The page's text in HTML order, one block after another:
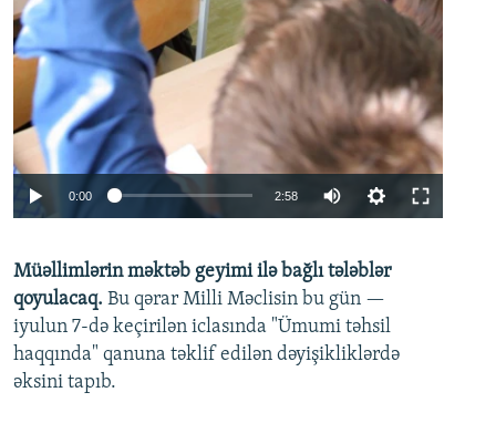
0:00 2:58
360p
480p
720p
Müəllimlərin məktəb geyimi ilə bağlı tələblər
qoyulacaq. Bu qərar Milli Məclisin bu gün —
iyulun 7-də keçirilən iclasında "Ümumi təhsil
haqqında" qanuna təklif edilən dəyişikliklərdə
əksini tapıb.